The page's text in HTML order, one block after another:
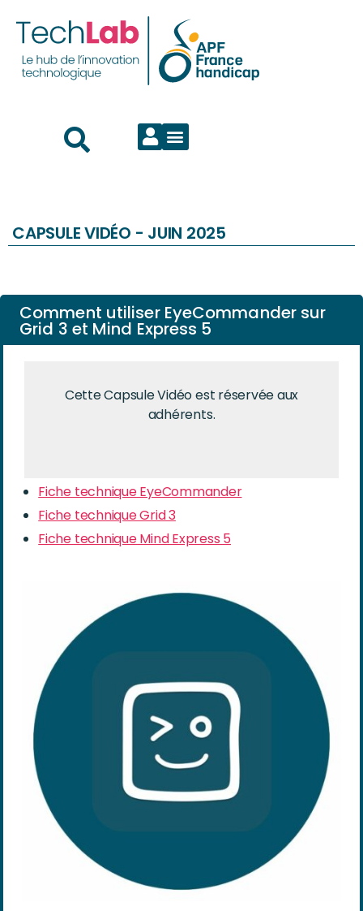
CAPSULE VIDÉO - JUIN 2025
Comment utiliser EyeCommander sur
Grid 3 et Mind Express 5
Cette Capsule Vidéo est réservée aux
adhérents.
Fiche technique EyeCommander
Fiche technique Grid 3
Fiche technique Mind Express 5